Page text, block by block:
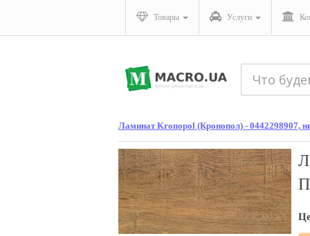
Товары Услуги
Ламинат Kronopol (Кронопол) - 0442298907,